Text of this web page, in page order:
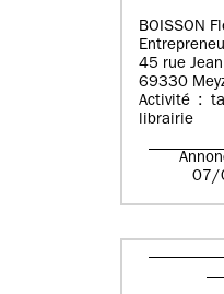
BOISSON
45 rue
69330
Activité :
librairie
07/